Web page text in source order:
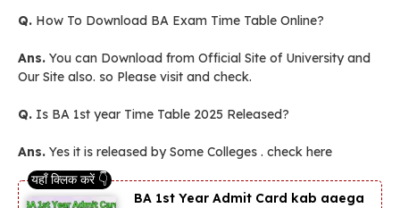
Q. How To Download BA Exam Time Table Online?
Ans. You can Download from Official Site of University and
Our Site also. so Please visit and check.
Q. Is BA 1st year Time Table 2025 Released?
Ans. Yes it is released by Some Colleges . check here
BA 1st Year Admit Card kab aaega